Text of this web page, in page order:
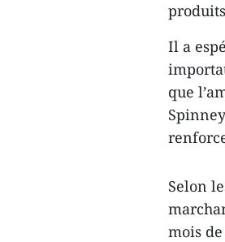
Il a
que
Selon
mois